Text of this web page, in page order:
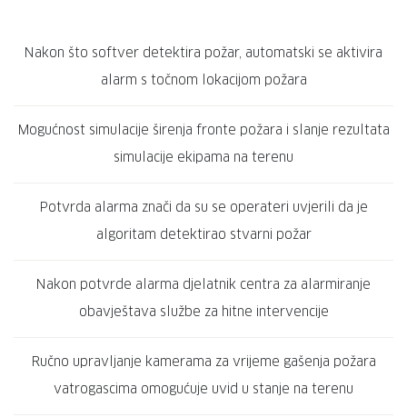
Nakon što softver detektira požar, automatski se aktivira
alarm s točnom lokacijom požara
Mogućnost simulacije širenja fronte požara i slanje rezultata
simulacije ekipama na terenu
Potvrda alarma znači da su se operateri uvjerili da je
algoritam detektirao stvarni požar
Nakon potvrde alarma djelatnik centra za alarmiranje
obavještava službe za hitne intervencije
Ručno upravljanje kamerama za vrijeme gašenja požara
vatrogascima omogućuje uvid u stanje na terenu